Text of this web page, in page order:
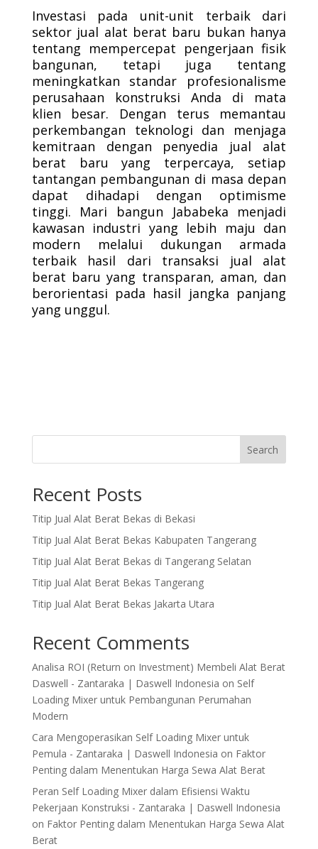
Investasi pada unit-unit terbaik dari
sektor jual alat berat baru bukan hanya
tentang mempercepat pengerjaan fisik
bangunan, tetapi juga tentang
meningkatkan standar profesionalisme
perusahaan konstruksi Anda di mata
klien besar. Dengan terus memantau
perkembangan teknologi dan menjaga
kemitraan dengan penyedia jual alat
berat baru yang terpercaya, setiap
tantangan pembangunan di masa depan
dapat dihadapi dengan optimisme
tinggi. Mari bangun Jababeka menjadi
kawasan industri yang lebih maju dan
modern melalui dukungan armada
terbaik hasil dari transaksi jual alat
berat baru yang transparan, aman, dan
berorientasi pada hasil jangka panjang
yang unggul.
Search
Recent Posts
Titip Jual Alat Berat Bekas di Bekasi
Titip Jual Alat Berat Bekas Kabupaten Tangerang
Titip Jual Alat Berat Bekas di Tangerang Selatan
Titip Jual Alat Berat Bekas Tangerang
Titip Jual Alat Berat Bekas Jakarta Utara
Recent Comments
Analisa ROI (Return on Investment) Membeli Alat Berat
Daswell - Zantaraka | Daswell Indonesia on Self
Loading Mixer untuk Pembangunan Perumahan
Modern
Cara Mengoperasikan Self Loading Mixer untuk
Pemula - Zantaraka | Daswell Indonesia on Faktor
Penting dalam Menentukan Harga Sewa Alat Berat
Peran Self Loading Mixer dalam Efisiensi Waktu
Pekerjaan Konstruksi - Zantaraka | Daswell Indonesia
on Faktor Penting dalam Menentukan Harga Sewa Alat
Berat